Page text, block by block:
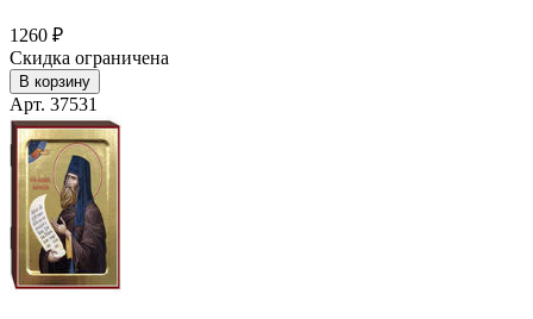
1260 ₽
Скидка ограничена
В корзину
Арт. 37531